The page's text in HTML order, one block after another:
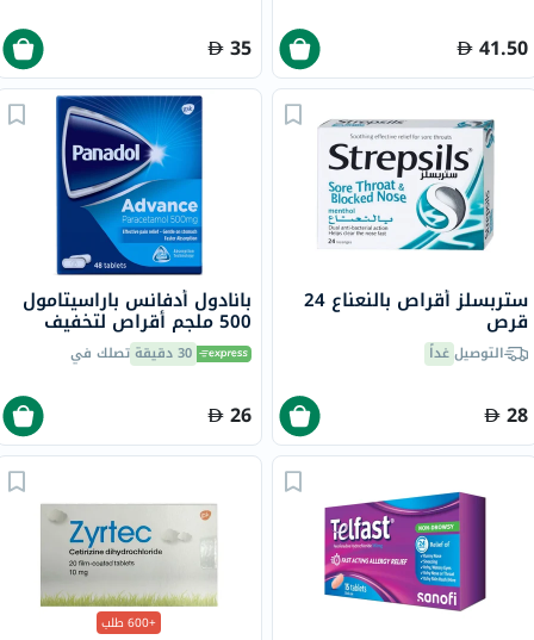
41.50
35
ستربسلز أقراص بالنعناع 24
قرص
التوصيلغداً
28
بانادول أدفانس باراسيتامول
500 ملجم أقراص لتخفيف
الحمى والألم، حزمة من 48
30 دقيقة تصلك في
26
+600 طلب